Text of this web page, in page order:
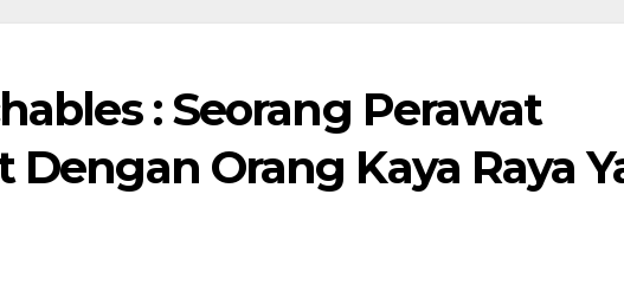
: Seorang Perawat
Dengan Orang Kaya Raya